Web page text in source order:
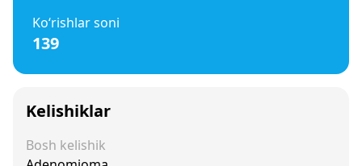
Ko‘rishlar soni
139
Kelishiklar
Bosh kelishik